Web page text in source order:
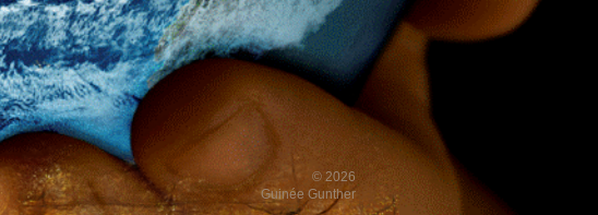
© 2026
Guinée Gunther